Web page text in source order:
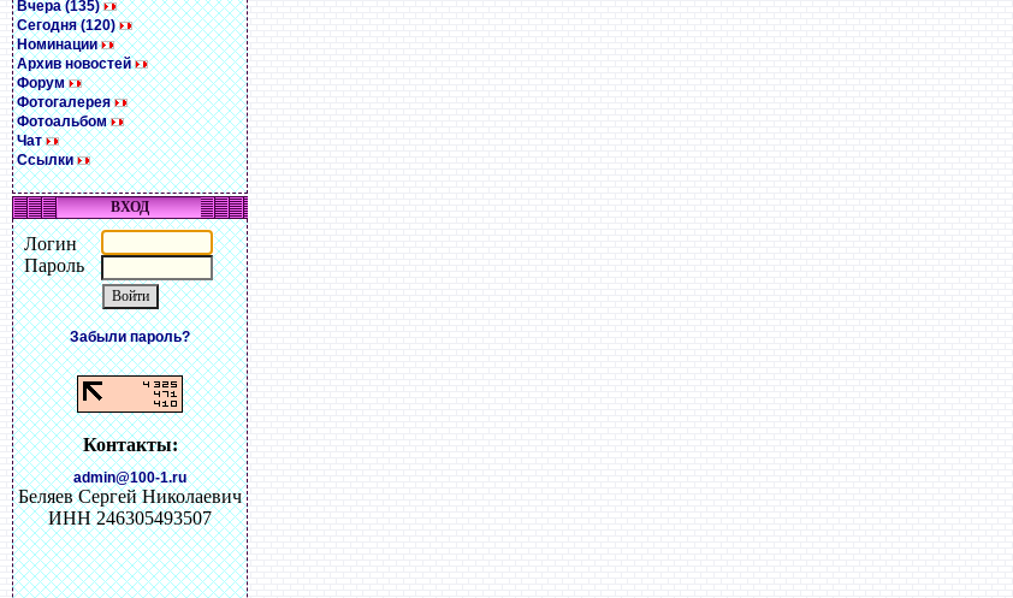
Вчера (135)
Сегодня (120)
Номинации
Архив новостей
Форум
Фотогалерея
Фотоальбом
Чат
Ссылки
ВХОД
Логин
Пароль
Забыли пароль?
Контакты:
admin@100-1.ru
Беляев Сергей Николаевич
ИНН 246305493507